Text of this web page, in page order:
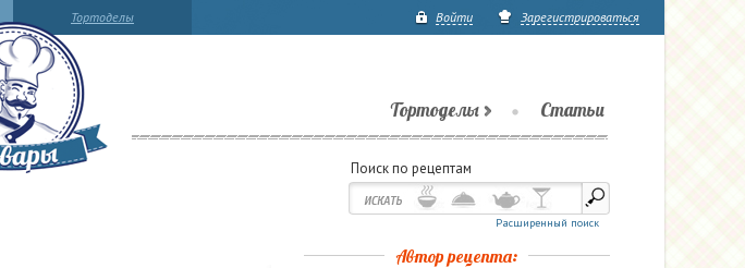
Тортоделы Войти Зарегистрироваться
Тортоделы Статьи
Поиск по рецептам
Расширенный поиск
Автор рецепта: